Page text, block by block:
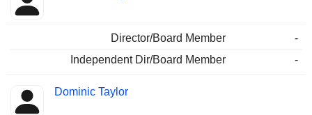
Director/Board Member
-
Independent Dir/Board Member
-
Dominic Taylor